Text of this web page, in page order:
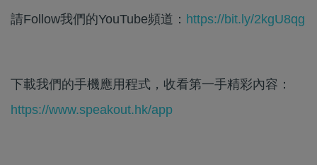
請Follow我們的YouTube頻道： https://bit.ly/2kgU8qg
下載我們的手機應用程式，收看第一手精彩內容：
https://www.speakout.hk/app